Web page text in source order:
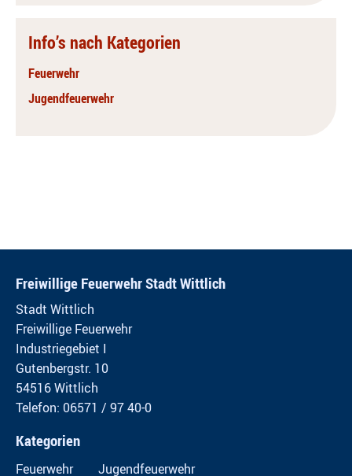
Info’s nach Kategorien
Feuerwehr
Jugendfeuerwehr
Freiwillige Feuerwehr Stadt Wittlich
Stadt Wittlich
Freiwillige Feuerwehr
Industriegebiet I
Gutenbergstr. 10
54516 Wittlich
Telefon: 06571 / 97 40-0
Kategorien
Feuerwehr Jugendfeuerwehr